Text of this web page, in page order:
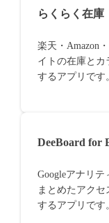
らくらく在庫
楽天・Amazon
イトの在庫とカ
するアプリです
DeeBoard for
Googleアナリ
まとめたアク
するアプリです